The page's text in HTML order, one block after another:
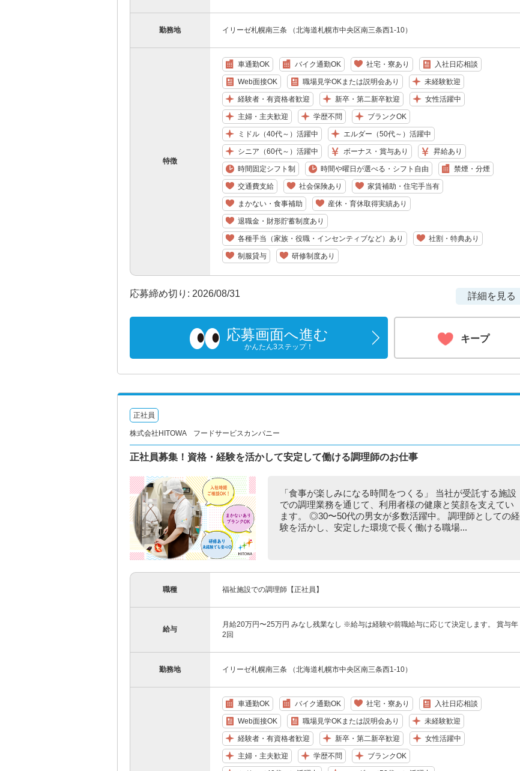
勤務地 イリーゼ札幌南三条 （北海道札幌市中央区南三条西1-10）
特徴
車通勤OK バイク通勤OK 社宅・寮あり 入社日応相談
Web面接OK 職場見学OKまたは説明会あり 未経験歓迎
経験者・有資格者歓迎 新卒・第二新卒歓迎 女性活躍中
主婦・主夫歓迎 学歴不問 ブランクOK
ミドル（40代～）活躍中 エルダー（50代～）活躍中
シニア（60代～）活躍中 ボーナス・賞与あり 昇給あり
時間固定シフト制 時間や曜日が選べる・シフト自由 禁煙・分煙
交通費支給 社会保険あり 家賃補助・住宅手当有
まかない・食事補助 産休・育休取得実績あり
退職金・財形貯蓄制度あり
各種手当（家族・役職・インセンティブなど）あり 社割・特典あり
制服貸与 研修制度あり
応募締め切り: 2026/08/31 詳細を見る
応募画面へ進む
かんたん3ステップ！
キープ
正社員
株式会社HITOWA フードサービスカンパニー
正社員募集！資格・経験を活かして安定して働ける調理師のお仕事
「食事が楽しみになる時間をつくる」 当社が受託する施設
での調理業務を通じて、利用者様の健康と笑顔を支えてい
ます。 ◎30〜50代の男女が多数活躍中。 調理師としての経
験を活かし、安定した環境で長く働ける職場...
職種 福祉施設での調理師【正社員】
給与
月給20万円〜25万円 みなし残業なし ※給与は経験や前職給与に応じて決定します。 賞与年
2回
勤務地 イリーゼ札幌南三条 （北海道札幌市中央区南三条西1-10）
車通勤OK バイク通勤OK 社宅・寮あり 入社日応相談
Web面接OK 職場見学OKまたは説明会あり 未経験歓迎
経験者・有資格者歓迎 新卒・第二新卒歓迎 女性活躍中
主婦・主夫歓迎 学歴不問 ブランクOK